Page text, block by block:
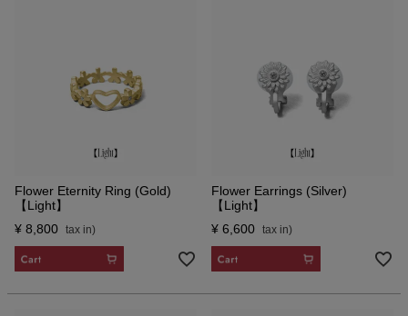
Flower Eternity Ring (Gold)
【Light】
¥ 8,800
Flower Earrings (Silver)
【Light】
¥ 6,600